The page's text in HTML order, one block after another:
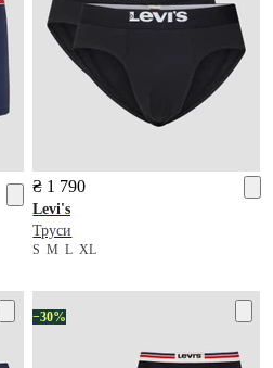
₴ 1 790
Levi's
Труси
SMLXL
−30%